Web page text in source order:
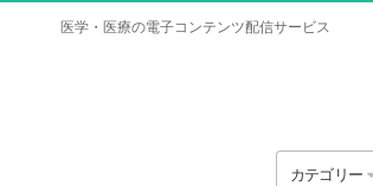
医学・医療の電子コンテンツ配信サービス
カテゴリー